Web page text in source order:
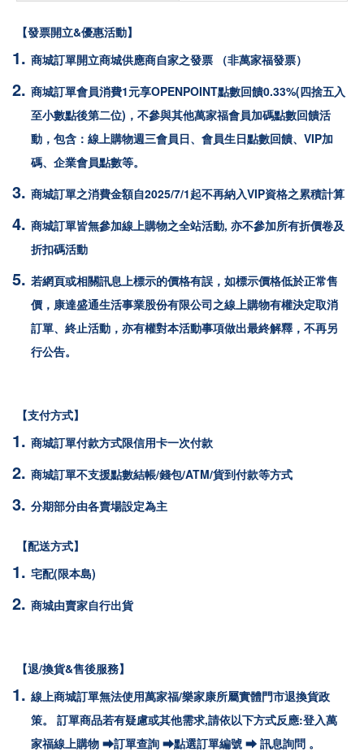
【發票開立&優惠活動】
商城訂單開立商城供應商自家之發票 （非萬家福發票）
商城訂單會員消費1元享OPENPOINT點數回饋0.33%(四捨五入
至小數點後第二位)，不參與其他萬家福會員加碼點數回饋活
動，包含：線上購物週三會員日、會員生日點數回饋、VIP加
碼、企業會員點數等。
商城訂單之消費金額自2025/7/1起不再納入VIP資格之累積計算
商城訂單皆無參加線上購物之全站活動, 亦不參加所有折價卷及
折扣碼活動
若網頁或相關訊息上標示的價格有誤，如標示價格低於正常售
價，康達盛通生活事業股份有限公司之線上購物有權決定取消
訂單、終止活動，亦有權對本活動事項做出最終解釋，不再另
行公告。
【支付方式】
商城訂單付款方式限信用卡一次付款
商城訂單不支援點數結帳/錢包/ATM/貨到付款等方式
分期部分由各賣場設定為主
【配送方式】
宅配(限本島)
商城由賣家自行出貨
【退/換貨&售後服務】
線上商城訂單無法使用萬家福/樂家康所屬實體門市退換貨政
策。 訂單商品若有疑慮或其他需求,請依以下方式反應:登入萬
家福線上購物 ⮕訂單查詢 ⮕點選訂單編號 ⮕ 訊息詢問 。